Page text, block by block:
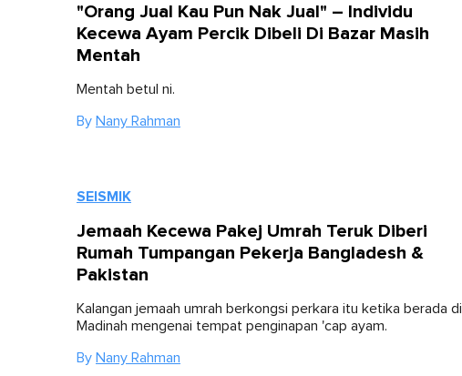
"Orang Jual Kau Pun Nak Jual" – Individu
Kecewa Ayam Percik Dibeli Di Bazar Masih
Mentah
Mentah betul ni.
By Nany Rahman
SEISMIK
Jemaah Kecewa Pakej Umrah Teruk Diberi
Rumah Tumpangan Pekerja Bangladesh &
Pakistan
Kalangan jemaah umrah berkongsi perkara itu ketika berada di
Madinah mengenai tempat penginapan 'cap ayam.
By Nany Rahman